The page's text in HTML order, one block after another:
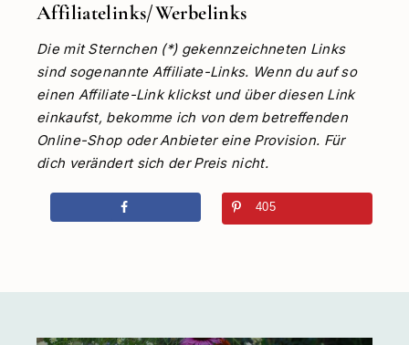
Affiliatelinks/Werbelinks
Die mit Sternchen (*) gekennzeichneten Links
sind sogenannte Affiliate-Links. Wenn du auf so
einen Affiliate-Link klickst und über diesen Link
einkaufst, bekomme ich von dem betreffenden
Online-Shop oder Anbieter eine Provision. Für
dich verändert sich der Preis nicht.
405